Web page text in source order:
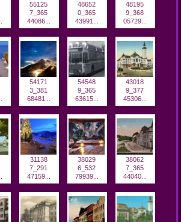
55125
7_365
44086...
48652
0_365
43991...
48195
9_368
05729...
54171
3_381
68481...
54548
9_365
63615...
43018
9_377
45306...
31138
7_291
47159...
38029
6_532
79939...
38062
7_365
44040...